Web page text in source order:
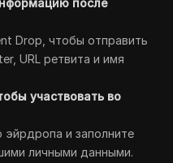
после
Drop, чтобы отправить
URL ретвита и имя
участвовать во
и заполните
личными данными.